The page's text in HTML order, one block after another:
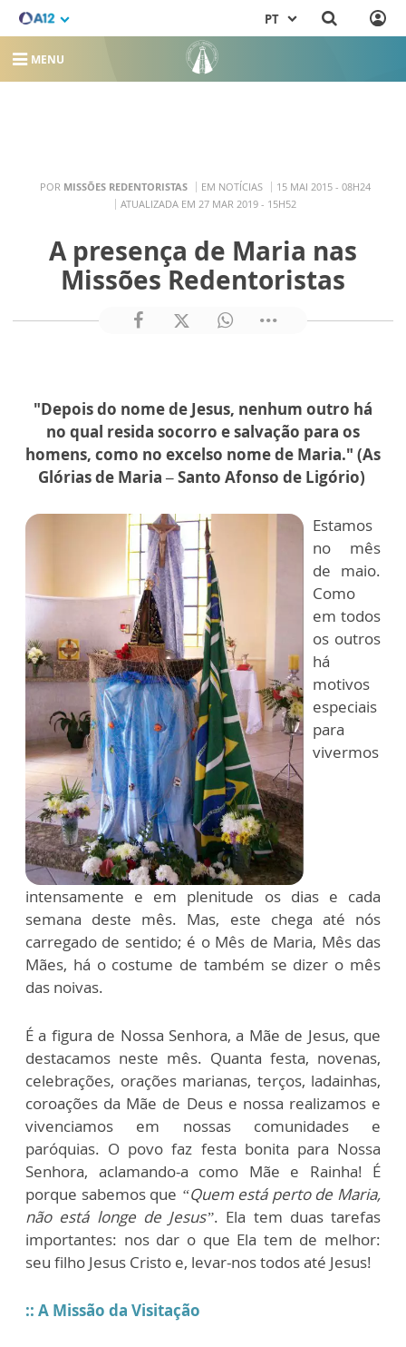
PT
MENU
POR MISSÕES REDENTORISTAS EM NOTÍCIAS
15 MAI 2015 - 08H24
ATUALIZADA EM 27 MAR 2019 - 15H52
A presença de Maria nas
Missões Redentoristas
"Depois do nome de Jesus, nenhum outro há
no qual resida socorro e salvação para os
homens, como no excelso nome de Maria." (As
Glórias de Maria – Santo Afonso de Ligório)
Estamos
no mês
de maio.
Como
em todos
os outros
há
motivos
especiais
para
vivermos
intensamente e em plenitude os dias e cada
semana deste mês. Mas, este chega até nós
carregado de sentido; é o Mês de Maria, Mês das
Mães, há o costume de também se dizer o mês
das noivas.
É a figura de Nossa Senhora, a Mãe de Jesus, que
destacamos neste mês. Quanta festa, novenas,
celebrações, orações marianas, terços, ladainhas,
coroações da Mãe de Deus e nossa realizamos e
vivenciamos em nossas comunidades e
paróquias. O povo faz festa bonita para Nossa
Senhora, aclamando-a como Mãe e Rainha! É
porque sabemos que “Quem está perto de Maria,
não está longe de Jesus”. Ela tem duas tarefas
importantes: nos dar o que Ela tem de melhor:
seu filho Jesus Cristo e, levar-nos todos até Jesus!
:: A Missão da Visitação